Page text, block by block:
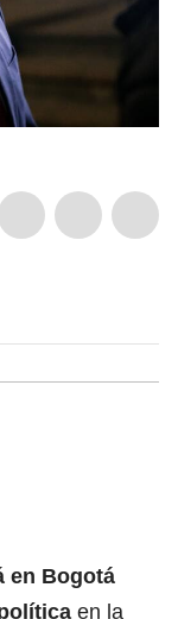
en Bogotá
en la